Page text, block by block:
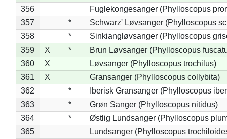
356
Fuglekongesanger (Phylloscopus
357
*
Schwarz' Løvsanger (Phylloscopus
358
*
Sinkiangløvsanger (Phylloscopus
359
X *
Brun Løvsanger (Phylloscopus
360
X
Løvsanger (Phylloscopus trochilus)
361
X
Gransanger (Phylloscopus collybita)
362
*
Iberisk Gransanger (Phylloscopus
363
*
Grøn Sanger (Phylloscopus nitidus)
364
*
Østlig Lundsanger (Phylloscopus
365
Lundsanger (Phylloscopus